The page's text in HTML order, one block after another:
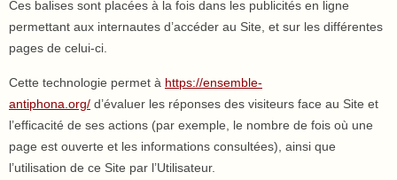
Ces balises sont placées à la fois dans les publicités en ligne
permettant aux internautes d’accéder au Site, et sur les différentes
pages de celui-ci.
Cette technologie permet à https://ensemble-
antiphona.org/ d’évaluer les réponses des visiteurs face au Site et
l’efficacité de ses actions (par exemple, le nombre de fois où une
page est ouverte et les informations consultées), ainsi que
l’utilisation de ce Site par l’Utilisateur.